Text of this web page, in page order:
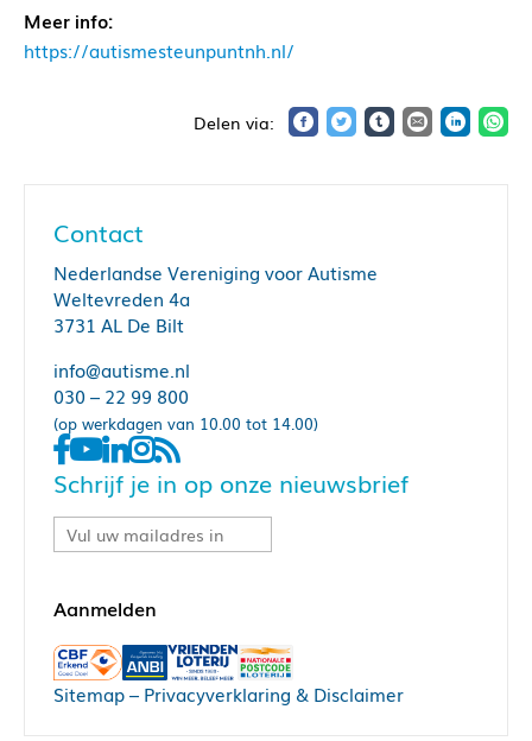
Meer info:
https://autismesteunpuntnh.nl/
Contact
Nederlandse Vereniging voor Autisme
Weltevreden 4a
3731 AL De Bilt
info@autisme.nl
030 – 22 99 800
(op werkdagen van 10.00 tot 14.00)
Schrijf je in op onze nieuwsbrief
Sitemap– Privacyverklaring & Disclaimer